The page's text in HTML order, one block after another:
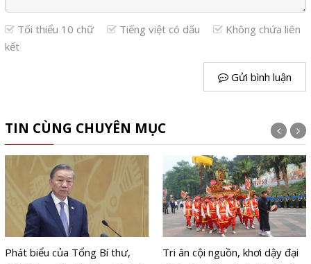
Tối thiểu 10 chữ Tiếng việt có dấu
Không chứa liên
kết
Gửi bình luận
TIN CÙNG CHUYÊN MỤC
Phát biểu của Tổng Bí thư,
Tri ân cội nguồn, khơi dậy đại